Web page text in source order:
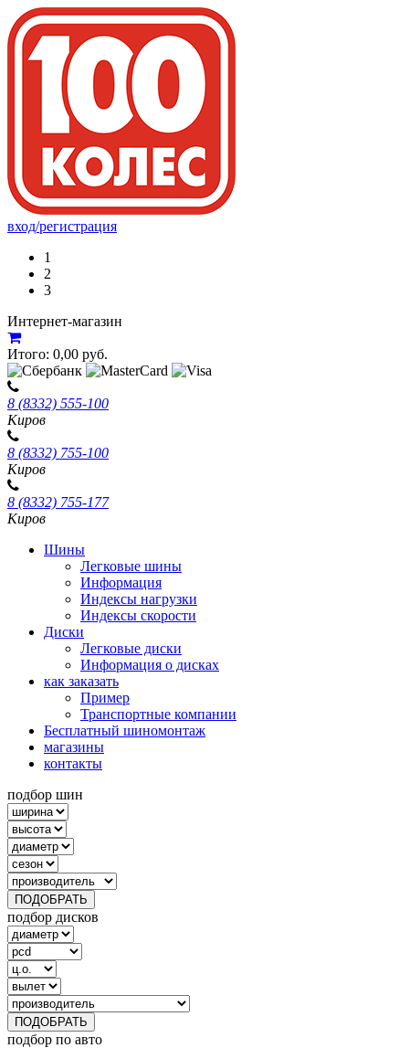
вход/регистрация
1
2
3
Интернет-магазин
Итого: 0,00 руб.
8 (8332) 555-100
Киров
8 (8332) 755-100
Киров
8 (8332) 755-177
Киров
Шины
Легковые шины
Информация
Индексы нагрузки
Индексы скорости
Диски
Легковые диски
Информация о дисках
как заказать
Пример
Транспортные компании
Бесплатный шиномонтаж
магазины
контакты
подбор шин
ПОДОБРАТЬ
подбор дисков
ПОДОБРАТЬ
подбор по авто